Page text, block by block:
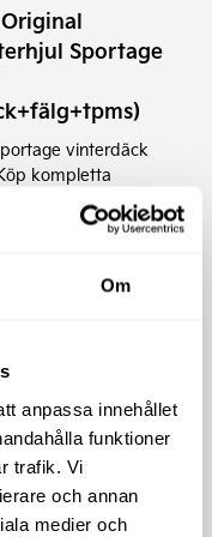
Om
anpassa innehållet
funktioner
trafik. Vi
och annan
medier och
Sportage
vinterdäck
kompletta
med tpms.
24.900kr
Välj alternativ